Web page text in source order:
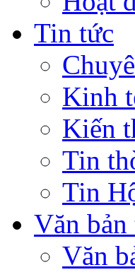
Tin tức
Kinh
Kiến
Tin
Tin
Văn
Văn